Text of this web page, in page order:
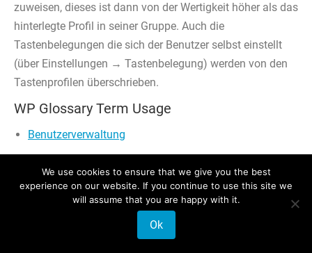
zuweisen, dieses ist dann von der Wertigkeit höher als das
hinterlegte Profil in seiner Gruppe. Auch die
Tastenbelegungen die sich der Benutzer selbst einstellt
(über Einstellungen → Tastenbelegung) werden von den
Tastenprofilen überschrieben.
WP Glossary Term Usage
Benutzerverwaltung
© 2026 Phonalisa Europe GmbH
We use cookies to ensure that we give you the best
experience on our website. If you continue to use this site we
will assume that you are happy with it.
Ok